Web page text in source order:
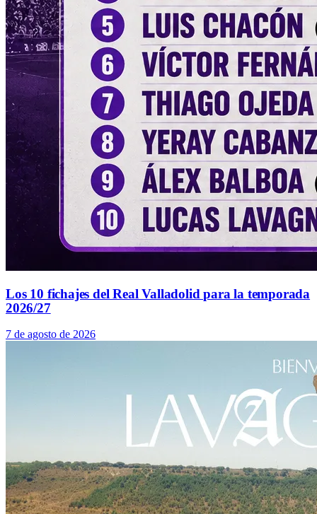
Los 10 fichajes del Real Valladolid para la temporada
2026/27
7 de agosto de 2026